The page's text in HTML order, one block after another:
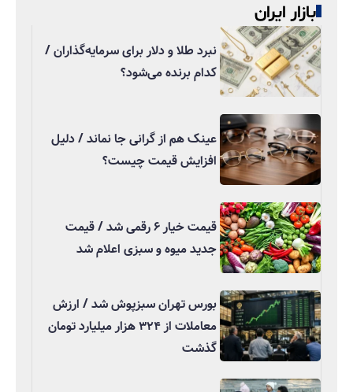
بازار ایران
نبرد طلا و دلار برای سرمایه‌گذاران /
کدام برنده می‌شود؟
عینک هم از گرانی جا نماند / دلیل
افزایش قیمت چیست؟
قیمت خیار ۶ رقمی شد / قیمت
جدید میوه و سبزی اعلام شد
بورس تهران سبزپوش شد / ارزش
معاملات از ۳۲۴ هزار میلیارد تومان
گذشت